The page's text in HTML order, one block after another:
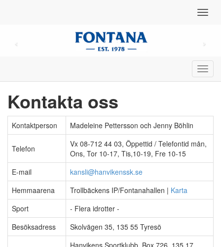
Kontakta oss
Kontaktperson Madeleine Pettersson och Jenny Böhlin
Telefon
Vx 08-712 44 03, Öppettid / Telefontid mån,
Ons, Tor 10-17, Tis,10-19, Fre 10-15
E-mail
kansli@hanvikenssk.se
Hemmaarena
Trollbäckens IP/Fontanahallen | Karta
Sport
- Flera idrotter -
Besöksadress
Skolvägen 35, 135 55 Tyresö
Hanvikens Sportklubb, Box 726, 135 17